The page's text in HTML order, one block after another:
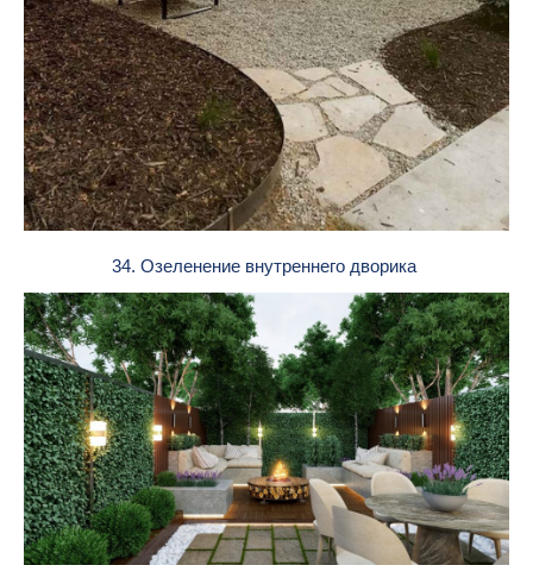
34. Озеленение внутреннего дворика